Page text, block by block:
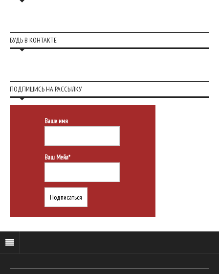
БУДЬ В КОНТАКТЕ
ПОДПИШИСЬ НА РАССЫЛКУ
Ваше имя
Ваш Мейл*